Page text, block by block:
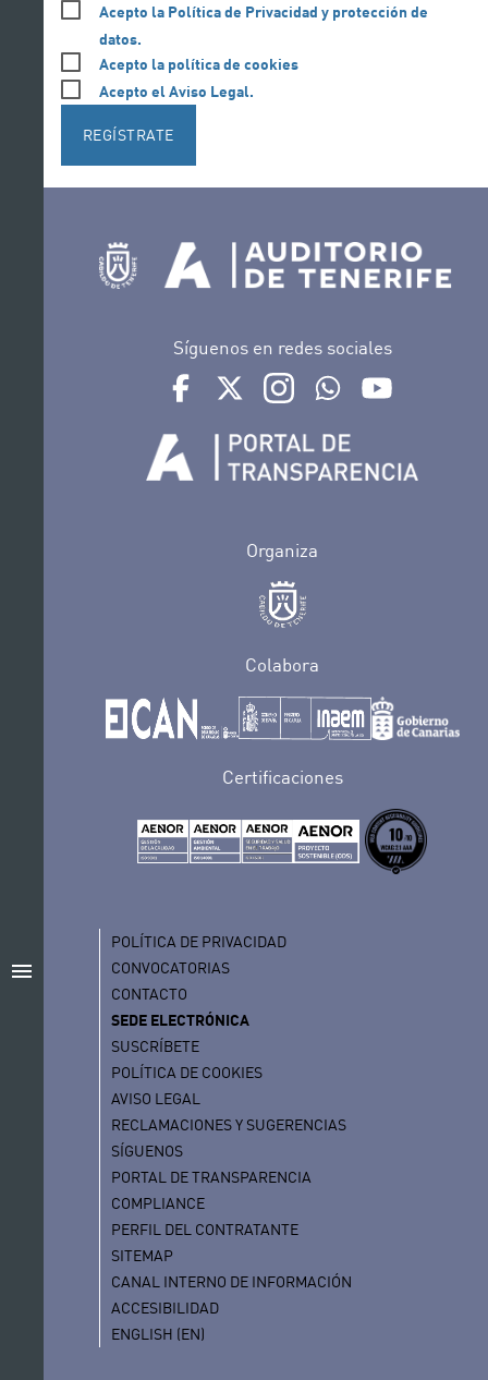
menu
Acepto la Política de Privacidad y protección de
datos.
Acepto la política de cookies
Acepto el Aviso Legal.
REGÍSTRATE
Síguenos en redes sociales
Ir a perfil de Auditorio de Tenerife en
Ir a perfil de Auditorio de Tenerife
Ir a perfil de Auditorio de
Ir al Boletín
Organiza
Colabora
Certificaciones
POLÍTICA DE PRIVACIDAD
CONVOCATORIAS
CONTACTO
SEDE ELECTRÓNICA
SUSCRÍBETE
POLÍTICA DE COOKIES
AVISO LEGAL
RECLAMACIONES Y SUGERENCIAS
SÍGUENOS
PORTAL DE TRANSPARENCIA
COMPLIANCE
PERFIL DEL CONTRATANTE
SITEMAP
CANAL INTERNO DE INFORMACIÓN
ACCESIBILIDAD
ENGLISH (EN)